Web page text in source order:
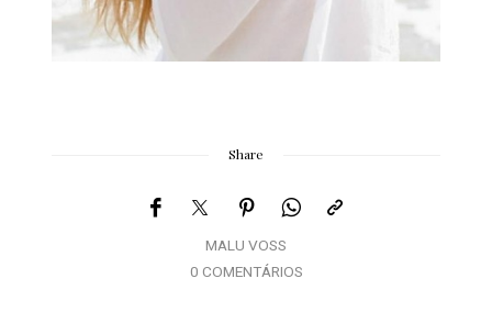
Share
MALU VOSS
0 COMENTÁRIOS